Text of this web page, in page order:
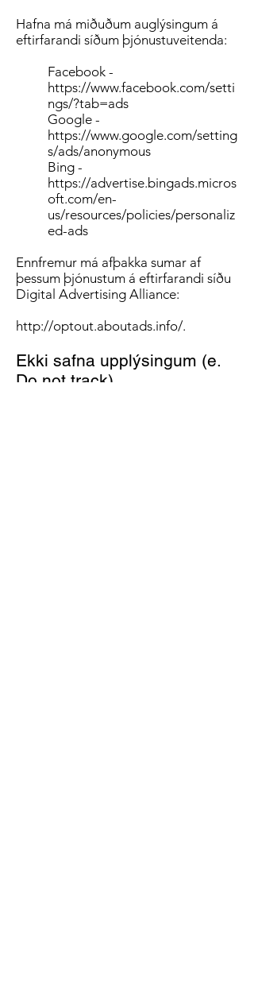
Hafna má miðuðum auglýsingum á
eftirfarandi síðum þjónustuveitenda:
Facebook -
https://www.facebook.com/setti
ngs/?tab=ads
Google -
https://www.google.com/setting
s/ads/anonymous
Bing -
https://advertise.bingads.micros
oft.com/en-
us/resources/policies/personaliz
ed-ads
Ennfremur má afþakka sumar af
þessum þjónustum á eftirfarandi síðu
Digital Advertising Alliance:
http://optout.aboutads.info/.
Ekki safna upplýsingum (e.
Do not track)